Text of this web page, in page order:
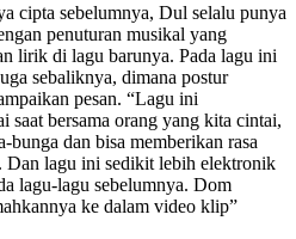
cipta sebelumnya, Dul selalu punya
penuturan musikal yang
lirik di lagu barunya. Pada lagu ini
sebaliknya, dimana postur
pesan. “Lagu ini
saat bersama orang yang kita cintai,
bunga dan bisa memberikan rasa
Dan lagu ini sedikit lebih elektronik
lagu-lagu sebelumnya. Dom
ke dalam video klip”